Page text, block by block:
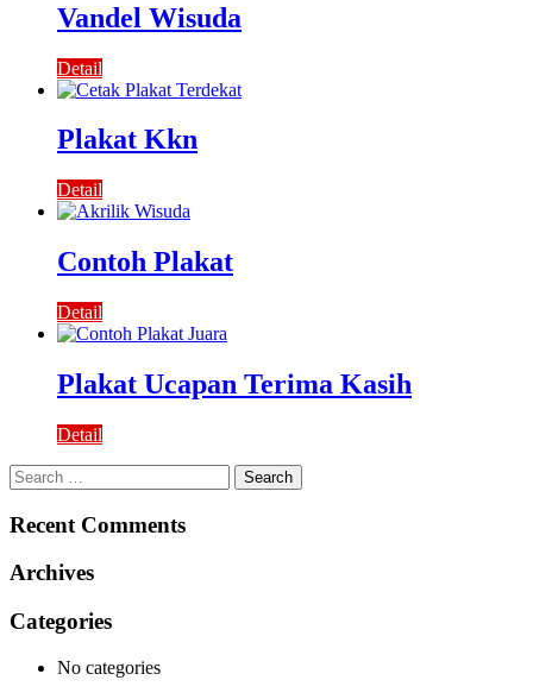
Vandel Wisuda
Detail
Plakat Kkn
Detail
Contoh Plakat
Detail
Plakat Ucapan Terima Kasih
Detail
Search
for:
Recent Comments
Archives
Categories
No categories